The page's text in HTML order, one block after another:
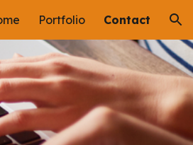
Portfolio Contact